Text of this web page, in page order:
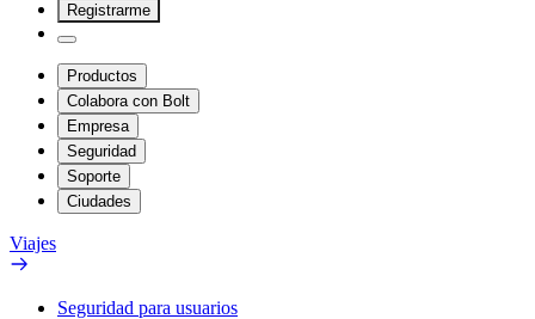
Registrarme
Productos
Colabora con Bolt
Empresa
Seguridad
Soporte
Ciudades
Viajes
Seguridad para usuarios